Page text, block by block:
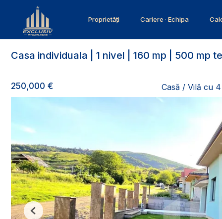
Proprietăți Cariere · Echipa
Casa individuala | 1 nivel | 160 mp | 500 mp
250,000 € Casă / Vilă cu
Previous